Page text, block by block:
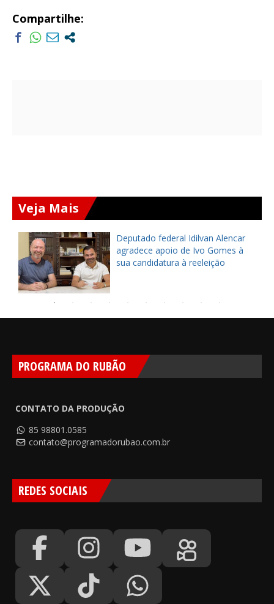
Compartilhe:
Veja Mais
Deputado federal Idilvan Alencar
agradece apoio de Ivo Gomes à
sua candidatura à reeleição
PROGRAMA DO RUBÃO
CONTATO DA PRODUÇÃO
85 98801.0585
contato@programadorubao.com.br
REDES SOCIAIS